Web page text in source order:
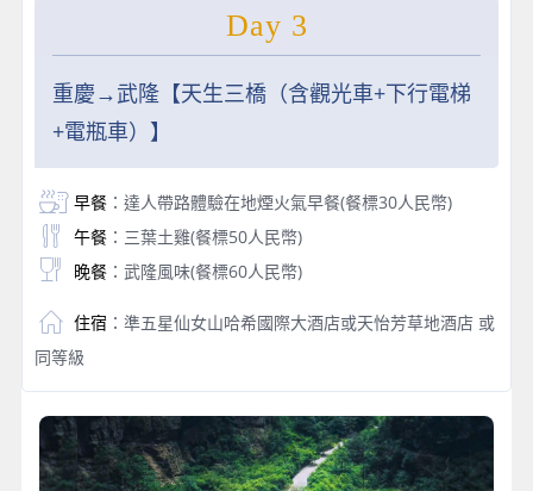
Day 3
重慶→武隆【天生三橋（含觀光車+下行電梯
+電瓶車）】
早餐：達人帶路體驗在地煙火氣早餐(餐標30人民幣)
午餐：三葉土雞(餐標50人民幣)
晚餐：武隆風味(餐標60人民幣)
住宿 ：準五星仙女山哈希國際大酒店或天怡芳草地酒店 或
同等級